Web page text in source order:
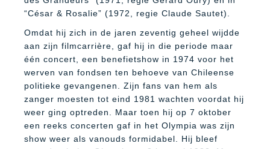
“César & Rosalie” (1972, regie Claude Sautet).
Omdat hij zich in de jaren zeventig geheel wijdde
aan zijn filmcarrière, gaf hij in die periode maar
één concert, een benefietshow in 1974 voor het
werven van fondsen ten behoeve van Chileense
politieke gevangenen. Zijn fans van hem als
zanger moesten tot eind 1981 wachten voordat hij
weer ging optreden. Maar toen hij op 7 oktober
een reeks concerten gaf in het Olympia was zijn
show weer als vanouds formidabel. Hij bleef